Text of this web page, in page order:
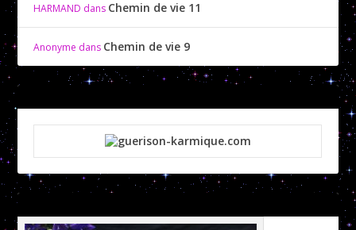
HARMAND dans Chemin de vie 11
Anonyme dans Chemin de vie 9